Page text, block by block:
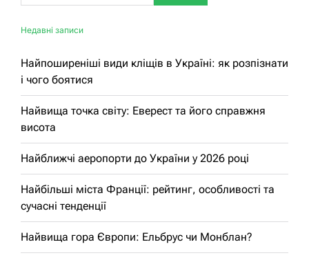
Недавні записи
Найпоширеніші види кліщів в Україні: як розпізнати
і чого боятися
Найвища точка світу: Еверест та його справжня
висота
Найближчі аеропорти до України у 2026 році
Найбільші міста Франції: рейтинг, особливості та
сучасні тенденції
Найвища гора Європи: Ельбрус чи Монблан?